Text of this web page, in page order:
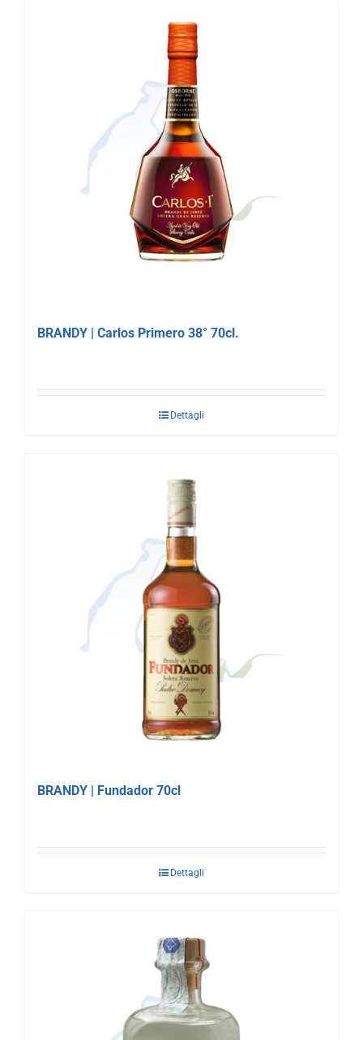
BRANDY | Carlos Primero 38° 70cl.
Dettagli
BRANDY | Fundador 70cl
Dettagli